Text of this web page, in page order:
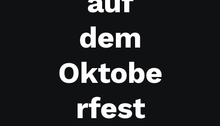
dem
Oktobe
rfest